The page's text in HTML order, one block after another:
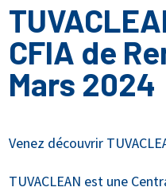
CFIA de
Mars 2024
Venez découvrir
TUVACLEAN est une